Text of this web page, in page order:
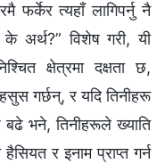
फर्केर त्यहाँ लागिपर्नु नै
के अर्थ?” विशेष गरी, यी
क्षेत्रमा दक्षता छ,
गर्छन्, र यदि तिनीहरू
भने, तिनीहरूले ख्याति
र इनाम प्राप्त गर्न